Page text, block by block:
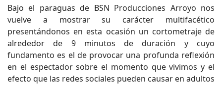
Bajo el paraguas de BSN Producciones Arroyo nos
vuelve a mostrar su carácter multifacético
presentándonos en esta ocasión un cortometraje de
alrededor de 9 minutos de duración y cuyo
fundamento es el de provocar una profunda reflexión
en el espectador sobre el momento que vivimos y el
efecto que las redes sociales pueden causar en adultos